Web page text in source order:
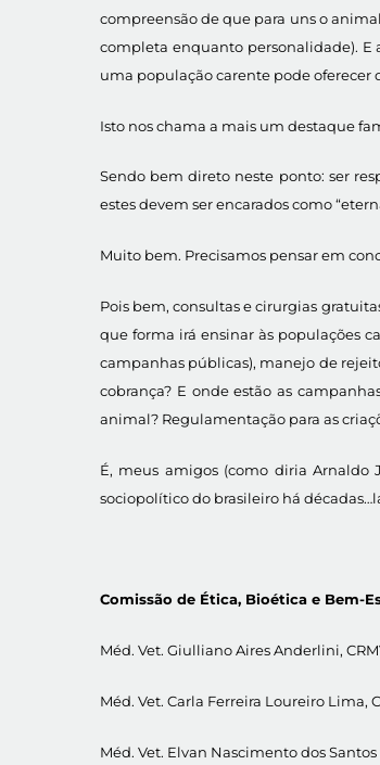
compreensão de que para uns o
completa enquanto personalidade). E
uma população carente pode
Isto nos chama a mais um destaque
Sendo bem direto neste ponto: ser
estes devem ser encarados como
Muito bem. Precisamos pensar em
Pois bem, consultas e cirurgias
que forma irá ensinar às populações
campanhas públicas), manejo de
cobrança? E onde estão as
animal? Regulamentação para as
É, meus amigos (como diria Arnaldo
sociopolítico do brasileiro há
Comissão de Ética, Bioética e Bem-
Méd. Vet. Giulliano Aires Anderlini,
Méd. Vet. Carla Ferreira Loureiro Lima,
Méd. Vet. Elvan Nascimento dos Santos